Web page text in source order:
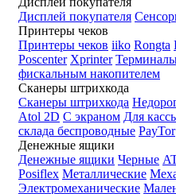
Дисплей покупателя
Принтеры чеков
Принтеры чеков iiko Rongta
Poscenter Xprinter
фискальным накопителем
Сканеры штрихкода
Сканеры штрихкода
Atol 2D С экраном Для
склада беспроводные PayTor
Денежные ящики
Денежные ящики Черные
Posiflex Металлические
Электромеханические